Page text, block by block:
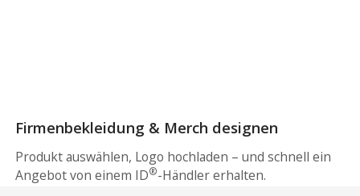
Firmenbekleidung & Merch designen
Produkt auswählen, Logo hochladen – und schnell ein
Angebot von einem ID®-Händler erhalten.